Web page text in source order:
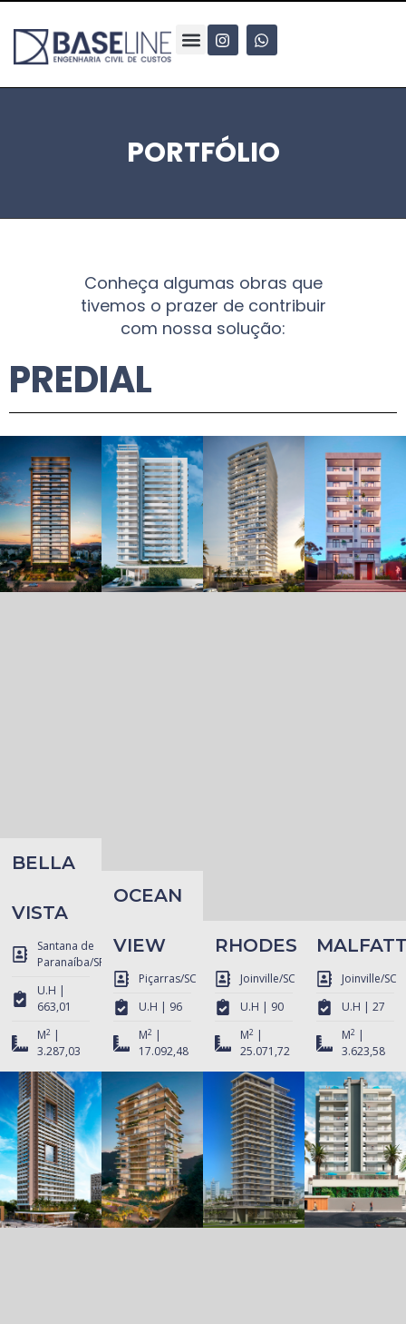
PORTFÓLIO
Conheça algumas obras que
tivemos o prazer de contribuir
com nossa solução:
PREDIAL
BELLA
VISTA
Santana de
Paranaíba/SP
U.H |
663,01
M2 |
3.287,03
OCEAN
VIEW
Piçarras/SC
U.H | 96
M2 |
17.092,48
RHODES
Joinville/SC
U.H | 90
M2 |
25.071,72
Joinville/SC
U.H | 27
M2 |
3.623,58